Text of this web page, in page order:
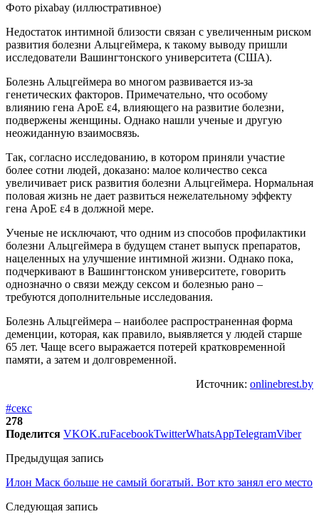
Фото pixabay (иллюстративное)
Недостаток интимной близости связан с увеличенным риском
развития болезни Альцгеймера, к такому выводу пришли
исследователи Вашингтонского университета (США).
Болезнь Альцгеймера во многом развивается из-за
генетических факторов. Примечательно, что особому
влиянию гена ApoE ε4, влияющего на развитие болезни,
подвержены женщины. Однако нашли ученые и другую
неожиданную взаимосвязь.
Так, согласно исследованию, в котором приняли участие
более сотни людей, доказано: малое количество секса
увеличивает риск развития болезни Альцгеймера. Нормальная
половая жизнь не дает развиться нежелательному эффекту
гена ApoE ε4 в должной мере.
Ученые не исключают, что одним из способов профилактики
болезни Альцгеймера в будущем станет выпуск препаратов,
нацеленных на улучшение интимной жизни. Однако пока,
подчеркивают в Вашингтонском университете, говорить
однозначно о связи между сексом и болезнью рано –
требуются дополнительные исследования.
Болезнь Альцгеймера – наиболее распространенная форма
деменции, которая, как правило, выявляется у людей старше
65 лет. Чаще всего выражается потерей кратковременной
памяти, а затем и долговременной.
Источник: onlinebrest.by
#секс
278
Поделится VKOK.ruFacebookTwitterWhatsAppTelegramViber
Предыдущая запись
Илон Маск больше не самый богатый. Вот кто занял его место
Следующая запись